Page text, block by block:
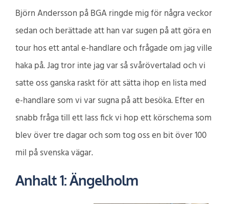
Björn Andersson på BGA ringde mig för några veckor
sedan och berättade att han var sugen på att göra en
tour hos ett antal e-handlare och frågade om jag ville
haka på. Jag tror inte jag var så svårövertalad och vi
satte oss ganska raskt för att sätta ihop en lista med
e-handlare som vi var sugna på att besöka. Efter en
snabb fråga till ett lass fick vi hop ett körschema som
blev över tre dagar och som tog oss en bit över 100
mil på svenska vägar.
Anhalt 1: Ängelholm